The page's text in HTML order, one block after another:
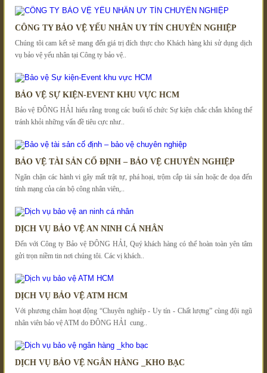
CÔNG TY BẢO VỆ YẾU NHÂN UY TÍN CHUYÊN NGHIỆP
Chúng tôi cam kết sẽ mang đến giá trị đích thực cho Khách hàng khi sử dụng dịch
vụ bảo vệ yếu nhân tại Công ty bảo vệ..
BẢO VỆ SỰ KIỆN-EVENT KHU VỰC HCM
Bảo vệ ĐÔNG HẢI hiểu rằng trong các buổi tổ chức Sự kiện chắc chắn không thể
tránh khỏi những vấn đề tiêu cực như..
BẢO VỆ TÀI SẢN CỐ ĐỊNH – BẢO VỆ CHUYÊN NGHIỆP
Ngăn chặn các hành vi gây mất trật tự, phá hoại, trộm cắp tài sản hoặc đe dọa đến
tính mạng của cán bộ công nhân viên,..
DỊCH VỤ BẢO VỆ AN NINH CÁ NHÂN
Đến với Công ty Bảo vệ ĐÔNG HẢI, Quý khách hàng có thể hoàn toàn yên tâm
gửi trọn niềm tin nơi chúng tôi. Các vị khách..
DỊCH VỤ BẢO VỆ ATM HCM
Với phương châm hoạt động “Chuyên nghiệp - Uy tín - Chất lượng” cùng đội ngũ
nhân viên bảo vệ ATM do ĐÔNG HẢI cung..
DỊCH VỤ BẢO VỆ NGÂN HÀNG _KHO BẠC